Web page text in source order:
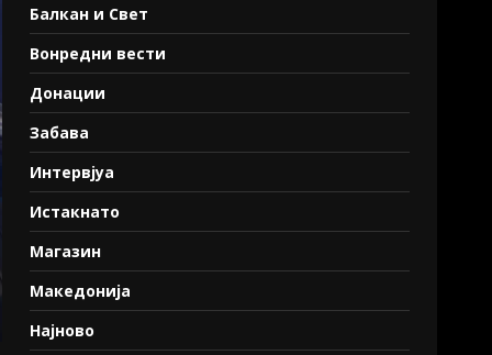
Балкан и Свет
Вонредни вести
Донации
Забава
Интервјуа
Истакнато
Магазин
Македонија
Најново